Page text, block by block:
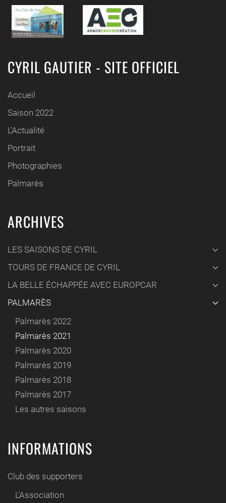
CYRIL GAUTIER - SITE OFFICIEL
Accueil
Saison 2022
L'Actualité
Portrait
Photographies
Palmarès
ARCHIVES
LES SAISONS DE CYRIL
TOURS DE FRANCE DE CYRIL
LA BELLE ÉCHAPPÉE AVEC EUROPCAR
PALMARÈS
Palmarès 2022
Palmarès 2021
Palmarès 2020
Palmarès 2019
Palmarès 2018
Palmarès 2017
Les autres saisons
INFORMATIONS
Club des supporters
L'Association